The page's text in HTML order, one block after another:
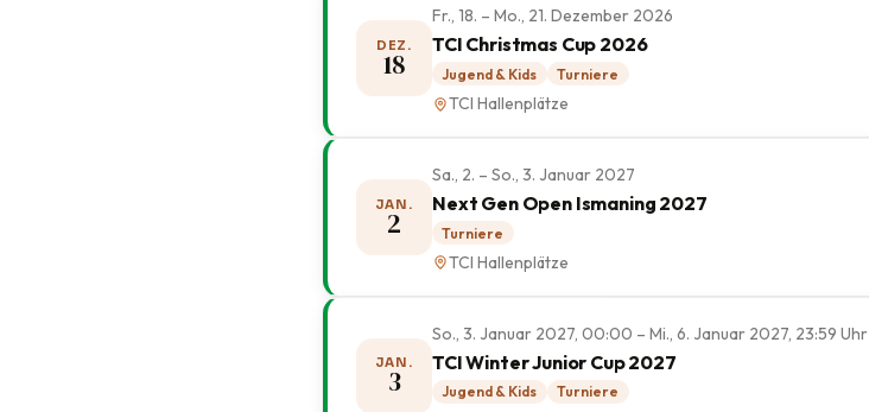
DEZ.
18
Fr., 18. – Mo., 21. Dezember 2026
TCI Christmas Cup 2026
Jugend & Kids Turniere
TCI Hallenplätze
JAN.
2
Sa., 2. – So., 3. Januar 2027
Next Gen Open Ismaning 2027
Turniere
TCI Hallenplätze
JAN.
3
So., 3. Januar 2027, 00:00 – Mi., 6. Januar 2027, 23:59 Uhr
TCI Winter Junior Cup 2027
Jugend & Kids Turniere